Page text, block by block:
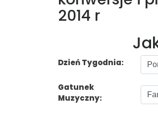
2014 r
Dzień Tygodnia:
Gatunek
Muzyczny: